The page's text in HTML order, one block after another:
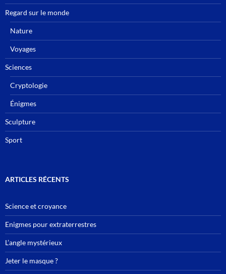
Regard sur le monde
Nature
Voyages
Sciences
Cryptologie
Énigmes
Sculpture
Sport
ARTICLES RÉCENTS
Science et croyance
Enigmes pour extraterrestres
L’angle mystérieux
Jeter le masque ?